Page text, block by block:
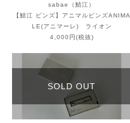
sabae（鯖江）
【鯖江 ピンズ】アニマルピンズANIMA
LE(アニマーレ) ライオン
4,000円(税抜)
SOLD OUT